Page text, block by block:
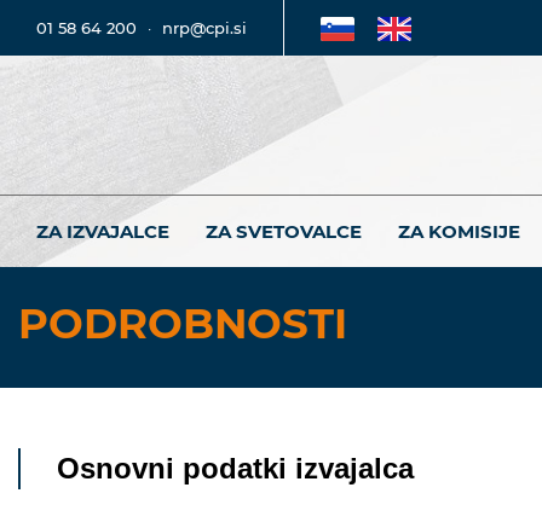
01 58 64 200 · nrp@cpi.si
ZA IZVAJALCE ZA SVETOVALCE ZA KOMISIJE
PODROBNOSTI
Osnovni podatki izvajalca